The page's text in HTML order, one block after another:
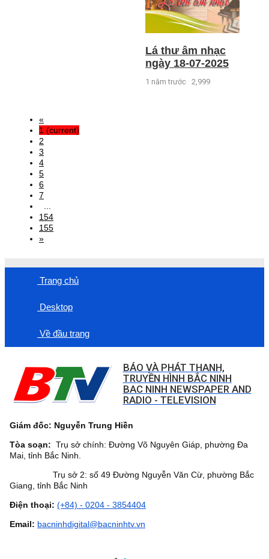
Lá thư âm nhạc
ngày 18-07-2025
1 năm trước 2,999
«
1 (current)
2
3
4
5
6
7
154
155
»
Trang chủ
Desktop
Về đầu trang
BÁO VÀ PHÁT THANH,
TRUYỀN HÌNH BẮC NINH
BAC NINH NEWSPAPER AND
RADIO - TELEVISION
Giám đốc: Nguyễn Trung Hiền
Tòa soạn: Trụ sở chính: Đường Võ Nguyên Giáp, phường Đa
Mai, tỉnh Bắc Ninh.
Trụ sở 2: số 49 Đường Nguyễn Văn Cừ, phường Bắc
Giang, tỉnh Bắc Ninh
Điện thoại: (+84) - 0204 - 3854404
Email: bacninhdigital@bacninhtv.vn